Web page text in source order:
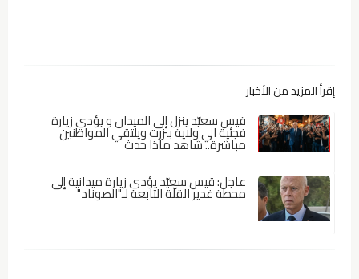
إقرأ المزيد من الأخبار
قيس سعيّد ينزل إلى الميدان و يؤدي زيارة
فجئية الي ولاية بنزرت ويلتقي المواطنين
مباشرة.. شاهد ماذا حدث
عاجل: قيس سعيّد يؤدي زيارة ميدانية إلى
محطة غدير القلّة التابعة لـ"الصوناد"